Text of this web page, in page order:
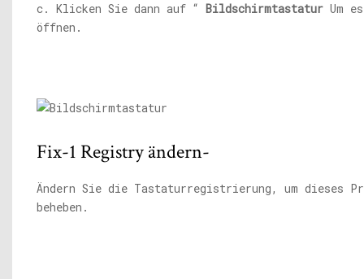
c. Klicken Sie dann auf “ Bildschirmtastatur Um
öffnen.
Fix-1 Registry ändern-
Ändern Sie die Tastaturregistrierung, um dieses
beheben.